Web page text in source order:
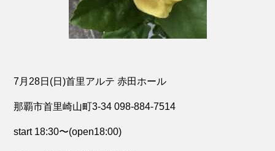
7月28日(日)首里アルテ 赤田ホール
那覇市首里崎山町3-34 098-884-7514
start 18:30〜(open18:00)